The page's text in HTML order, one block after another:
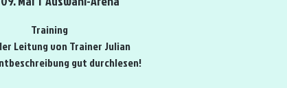
Training
Leitung von Trainer Julian
gut durchlesen!